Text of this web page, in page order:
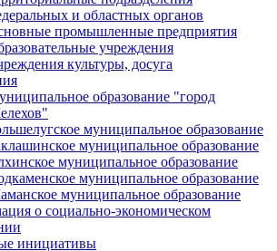
и областных органов
промышленные предприятия
учреждения
культуры, досуга
образование "город
муниципальное образование
муниципальное образование
муниципальное образование
муниципальное образование
муниципальное образование
о социально-экономическом
инициативы